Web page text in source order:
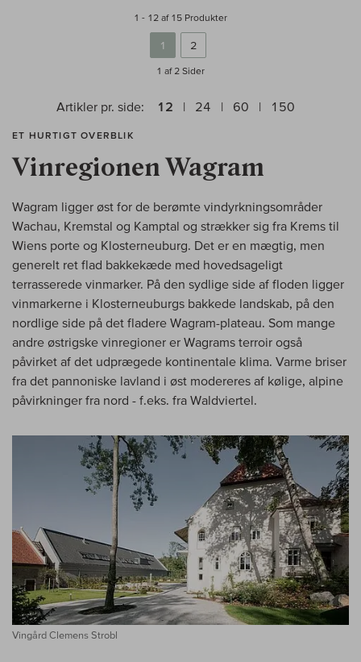
1 - 12 af 15 Produkter
1 2
1 af 2 Sider
Artikler pr. side: 12 24 60 150
ET HURTIGT OVERBLIK
Vinregionen Wagram
Wagram ligger øst for de berømte vindyrkningsområder
Wachau, Kremstal og Kamptal og strækker sig fra Krems til
Wiens porte og Klosterneuburg. Det er en mægtig, men
generelt ret flad bakkekæde med hovedsageligt
terrasserede vinmarker. På den sydlige side af floden ligger
vinmarkerne i Klosterneuburgs bakkede landskab, på den
nordlige side på det fladere Wagram-plateau. Som mange
andre østrigske vinregioner er Wagrams terroir også
påvirket af det udprægede kontinentale klima. Varme briser
fra det pannoniske lavland i øst modereres af kølige, alpine
påvirkninger fra nord - f.eks. fra Waldviertel.
Vingård Clemens Strobl